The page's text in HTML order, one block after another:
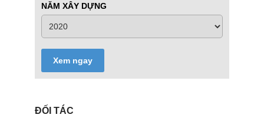
NĂM XÂY DỰNG
Xem ngay
ĐỐI TÁC